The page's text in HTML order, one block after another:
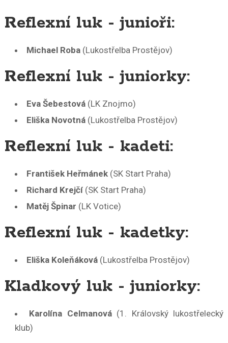
Reflexní luk - junioři:
Michael Roba (Lukostřelba Prostějov)
Reflexní luk - juniorky:
Eva Šebestová(LK Znojmo)
Eliška Novotná(Lukostřelba Prostějov)
Reflexní luk - kadeti:
František Heřmánek(SK Start Praha)
Richard Krejčí(SK Start Praha)
Matěj Špinar (LK Votice)
Reflexní luk - kadetky:
Eliška Koleňáková(Lukostřelba Prostějov)
Kladkový luk - juniorky:
Karolína Celmanová(1. Královský lukostřelecký
klub)